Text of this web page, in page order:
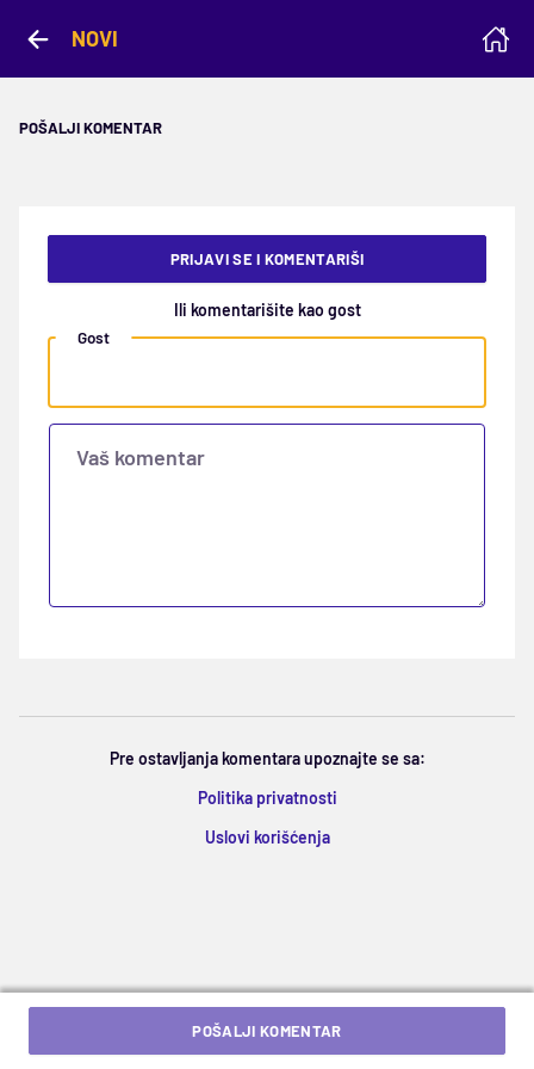
NOVI
POŠALJI KOMENTAR
PRIJAVI SE I KOMENTARIŠI
Ili komentarišite kao gost
Gost
Vaš komentar
Pre ostavljanja komentara upoznajte se sa:
Politika privatnosti
Uslovi korišćenja
POŠALJI KOMENTAR